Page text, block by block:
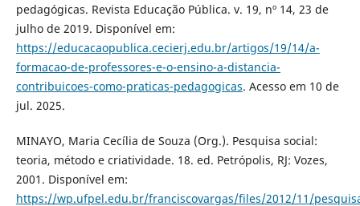
pedagógicas. Revista Educação Pública. v. 19, nº 14, 23 de
julho de 2019. Disponível em:
https://educacaopublica.cecierj.edu.br/artigos/19/14/a-
formacao-de-professores-e-o-ensino-a-distancia-
contribuicoes-como-praticas-pedagogicas. Acesso em 10 de
jul. 2025.
MINAYO, Maria Cecília de Souza (Org.). Pesquisa social:
teoria, método e criatividade. 18. ed. Petrópolis, RJ: Vozes,
2001. Disponível em:
https://wp.ufpel.edu.br/franciscovargas/files/2012/11/